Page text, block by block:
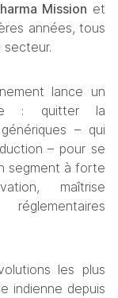
Mission et
années, tous
lance un
: quitter la
– qui
– pour se
segment à forte
maîtrise
les plus
indienne depuis